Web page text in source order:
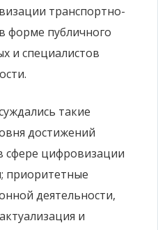
транспортно-
форме публичного
и специалистов
такие
достижений
сфере цифровизации
приоритетные
деятельности,
и